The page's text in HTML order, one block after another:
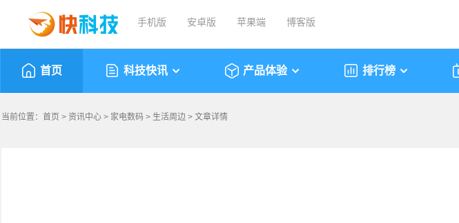
手机版 安卓版 苹果端 博客版
首页 科技快讯 产品体验 排行榜
当前位置： 首页 > 资讯中心 > 家电数码 > 生活周边 > 文章详情